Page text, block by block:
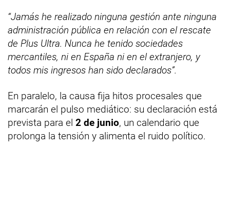
“Jamás he realizado ninguna gestión ante ninguna
administración pública en relación con el rescate
de Plus Ultra. Nunca he tenido sociedades
mercantiles, ni en España ni en el extranjero, y
todos mis ingresos han sido declarados”.
En paralelo, la causa fija hitos procesales que
marcarán el pulso mediático: su declaración está
prevista para el 2 de junio, un calendario que
prolonga la tensión y alimenta el ruido político.